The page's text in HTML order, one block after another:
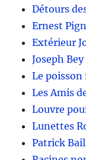
Détours
Ernest
Extérieur
Joseph Bey
Le poisson
Les Amis
Louvre
Lunettes
Patrick